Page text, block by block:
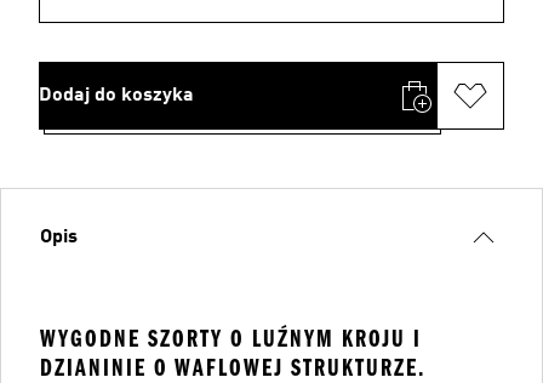
Dodaj do koszyka
Opis
WYGODNE SZORTY O LUŹNYM KROJU I
DZIANINIE O WAFLOWEJ STRUKTURZE.